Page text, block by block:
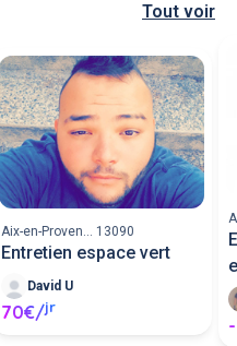
Tout voir
Aix-en-Proven... 13090
Entretien espace vert
David U
70€/jr